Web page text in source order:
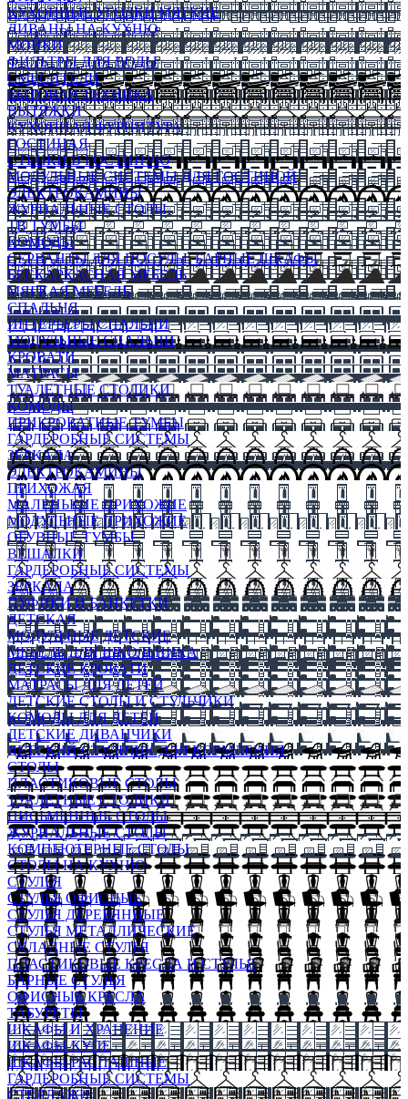
КУХОННЫЕ УГОЛКИ МЯГКИЕ
ДИВАНЫ НА КУХНЮ
МОЙКИ
ФИЛЬТРЫ ДЛЯ ВОДЫ
СМЕСИТЕЛИ
БЫТОВАЯ ТЕХНИКА
ВЫТЯЖКИ
КУХОННАЯ ФУРНИТУРА
ГОСТИНАЯ
СТЕНКИ В ГОСТИНУЮ
МОДУЛЬНЫЕ СИСТЕМЫ ДЛЯ ГОСТИНОЙ
ЭЛЕКТРОКАМИНЫ
ЖУРНАЛЬНЫЕ СТОЛЫ
ТВ ТУМБЫ
КОМОДЫ
СЕРВАНТЫ ДЛЯ ПОСУДЫ, БАРНЫЕ ШКАФЫ
БЕСКАРКАСНАЯ МЕБЕЛЬ
МЯГКАЯ МЕБЕЛЬ
СПАЛЬНЯ
ИНТЕРЬЕРЫ СПАЛЬНИ
МОДУЛЬНЫЕ СПАЛЬНИ
КРОВАТИ
МАТРАСЫ
ТУАЛЕТНЫЕ СТОЛИКИ
КОМОДЫ
ПРИКРОВАТНЫЕ ТУМБЫ
ГАРДЕРОБНЫЕ СИСТЕМЫ
ЗЕРКАЛА
ЭЛЕКТРОКАМИНЫ
ПРИХОЖАЯ
МАЛЕНЬКИЕ ПРИХОЖИЕ
МОДУЛЬНЫЕ ПРИХОЖИЕ
ОБУВНЫЕ ТУМБЫ
ВЕШАЛКИ
ГАРДЕРОБНЫЕ СИСТЕМЫ
ЗЕРКАЛА
ПУФИКИ И БАНКЕТКИ
ДЕТСКАЯ
МОДУЛЬНЫЕ ДЕТСКИЕ
МЕБЕЛЬ ДЛЯ ШКОЛЬНИКА
ДЕТСКИЕ КРОВАТИ
МАТРАСЫ ДЛЯ ДЕТЕЙ
ДЕТСКИЕ СТОЛЫ И СТУЛЬЧИКИ
КОМОДЫ ДЛЯ ДЕТЕЙ
ДЕТСКИЕ ДИВАНЧИКИ
ДЕТСКИЙ СТУЛЬЧИК ДЛЯ КОРМЛЕНИЯ
СТОЛЫ
ПЛАСТИКОВЫЕ СТОЛЫ
ТУАЛЕТНЫЕ СТОЛИКИ
ПИСЬМЕННЫЕ СТОЛЫ
ЖУРНАЛЬНЫЕ СТОЛЫ
КОМПЬЮТЕРНЫЕ СТОЛЫ
СТОЛЫ НА КУХНЮ
СТУЛЬЯ
СТУЛЬЯ ОФИСНЫЕ
СТУЛЬЯ ДЕРЕВЯННЫЕ
СТУЛЬЯ МЕТАЛЛИЧЕСКИЕ
СКЛАДНЫЕ СТУЛЬЯ
ПЛАСТИКОВЫЕ КРЕСЛА И СТУЛЬЯ
БАРНЫЕ СТУЛЬЯ
ОФИСНЫЕ КРЕСЛА
ТАБУРЕТЫ
ШКАФЫ И ХРАНЕНИЕ
ШКАФЫ-КУПЕ
ШКАФЫ-РАСПАШНЫЕ
ГАРДЕРОБНЫЕ СИСТЕМЫ
СТЕЛЛАЖИ